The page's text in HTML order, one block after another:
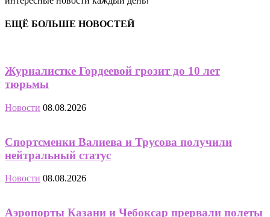
ЕЩЁ БОЛЬШЕ НОВОСТЕЙ
Журналистке Гордеевой грозит до 10 лет
тюрьмы
Новости 08.08.2026
Спортсменки Валиева и Трусова получили
нейтральный статус
Новости 08.08.2026
Аэропорты Казани и Чебоксар прервали полеты